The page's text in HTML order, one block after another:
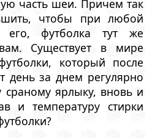
часть шеи. Причем так
чтобы при любой
его, футболка тут же
Существует в мире
который после
день за днем регулярно
сраному ярлыку, вновь и
и температуру стирки